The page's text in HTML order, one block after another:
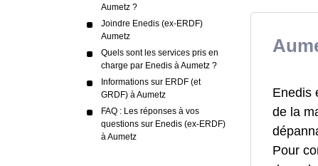
Aumetz ?
Joindre Enedis (ex-ERDF)
Aumetz
Quels sont les services pris en
charge par Enedis à Aumetz ?
Informations sur ERDF (et
GRDF) à Aumetz
FAQ : Les réponses à vos
questions sur Enedis (ex-ERDF)
à Aumetz
Enedis
de la
Pour